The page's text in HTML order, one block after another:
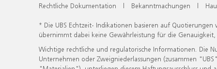
Rechtliche Dokumentation | Bekanntmachungen |
* Die UBS Echtzeit- Indikationen basieren auf
übernimmt dabei keine Gewährleistung für die
Wichtige rechtliche und regulatorische Informationen. Die
Unternehmen oder Zweigniederlassungen (zusammen